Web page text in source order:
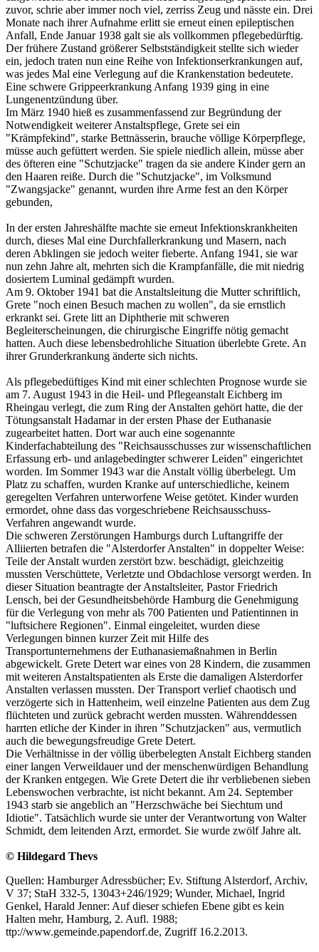
zuvor, schrie aber immer noch viel, zerriss Zeug und nässte ein. Drei
Monate nach ihrer Aufnahme erlitt sie erneut einen epileptischen
Anfall, Ende Januar 1938 galt sie als vollkommen pflegebedürftig.
Der frühere Zustand größerer Selbstständigkeit stellte sich wieder
ein, jedoch traten nun eine Reihe von Infektionserkrankungen auf,
was jedes Mal eine Verlegung auf die Krankenstation bedeutete.
Eine schwere Grippeerkrankung Anfang 1939 ging in eine
Lungenentzündung über.
Im März 1940 hieß es zusammenfassend zur Begründung der
Notwendigkeit weiterer Anstaltspflege, Grete sei ein
"Krämpfekind", starke Bettnässerin, brauche völlige Körperpflege,
müsse auch gefüttert werden. Sie spiele niedlich allein, müsse aber
des öfteren eine "Schutzjacke" tragen da sie andere Kinder gern an
den Haaren reiße. Durch die "Schutzjacke", im Volksmund
"Zwangsjacke" genannt, wurden ihre Arme fest an den Körper
gebunden,
In der ersten Jahreshälfte machte sie erneut Infektionskrankheiten
durch, dieses Mal eine Durchfallerkrankung und Masern, nach
deren Abklingen sie jedoch weiter fieberte. Anfang 1941, sie war
nun zehn Jahre alt, mehrten sich die Krampfanfälle, die mit niedrig
dosiertem Luminal gedämpft wurden.
Am 9. Oktober 1941 bat die Anstaltsleitung die Mutter schriftlich,
Grete "noch einen Besuch machen zu wollen", da sie ernstlich
erkrankt sei. Grete litt an Diphtherie mit schweren
Begleiterscheinungen, die chirurgische Eingriffe nötig gemacht
hatten. Auch diese lebensbedrohliche Situation überlebte Grete. An
ihrer Grunderkrankung änderte sich nichts.
Als pflegebedüftiges Kind mit einer schlechten Prognose wurde sie
am 7. August 1943 in die Heil- und Pflegeanstalt Eichberg im
Rheingau verlegt, die zum Ring der Anstalten gehört hatte, die der
Tötungsanstalt Hadamar in der ersten Phase der Euthanasie
zugearbeitet hatten. Dort war auch eine sogenannte
Kinderfachabteilung des "Reichsausschusses zur wissenschaftlichen
Erfassung erb- und anlagebedingter schwerer Leiden" eingerichtet
worden. Im Sommer 1943 war die Anstalt völlig überbelegt. Um
Platz zu schaffen, wurden Kranke auf unterschiedliche, keinem
geregelten Verfahren unterworfene Weise getötet. Kinder wurden
ermordet, ohne dass das vorgeschriebene Reichsausschuss-
Verfahren angewandt wurde.
Die schweren Zerstörungen Hamburgs durch Luftangriffe der
Alliierten betrafen die "Alsterdorfer Anstalten" in doppelter Weise:
Teile der Anstalt wurden zerstört bzw. beschädigt, gleichzeitig
mussten Verschüttete, Verletzte und Obdachlose versorgt werden. In
dieser Situation beantragte der Anstaltsleiter, Pastor Friedrich
Lensch, bei der Gesundheitsbehörde Hamburg die Genehmigung
für die Verlegung von mehr als 700 Patienten und Patientinnen in
"luftsichere Regionen". Einmal eingeleitet, wurden diese
Verlegungen binnen kurzer Zeit mit Hilfe des
Transportunternehmens der Euthanasiemaßnahmen in Berlin
abgewickelt. Grete Detert war eines von 28 Kindern, die zusammen
mit weiteren Anstaltspatienten als Erste die damaligen Alsterdorfer
Anstalten verlassen mussten. Der Transport verlief chaotisch und
verzögerte sich in Hattenheim, weil einzelne Patienten aus dem Zug
flüchteten und zurück gebracht werden mussten. Währenddessen
harrten etliche der Kinder in ihren "Schutzjacken" aus, vermutlich
auch die bewegungsfreudige Grete Detert.
Die Verhältnisse in der völlig überbelegten Anstalt Eichberg standen
einer langen Verweildauer und der menschenwürdigen Behandlung
der Kranken entgegen. Wie Grete Detert die ihr verbliebenen sieben
Lebenswochen verbrachte, ist nicht bekannt. Am 24. September
1943 starb sie angeblich an "Herzschwäche bei Siechtum und
Idiotie". Tatsächlich wurde sie unter der Verantwortung von Walter
Schmidt, dem leitenden Arzt, ermordet. Sie wurde zwölf Jahre alt.
© Hildegard Thevs
Quellen: Hamburger Adressbücher; Ev. Stiftung Alsterdorf, Archiv,
V 37; StaH 332-5, 13043+246/1929; Wunder, Michael, Ingrid
Genkel, Harald Jenner: Auf dieser schiefen Ebene gibt es kein
Halten mehr, Hamburg, 2. Aufl. 1988;
ttp://www.gemeinde.papendorf.de, Zugriff 16.2.2013.